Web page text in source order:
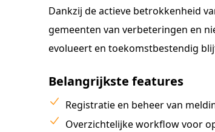
Dankzij de actieve betrokkenheid
gemeenten van verbeteringen en
evolueert en toekomstbestendig
Belangrijkste features
Registratie en beheer van
Overzichtelijke workflow voor